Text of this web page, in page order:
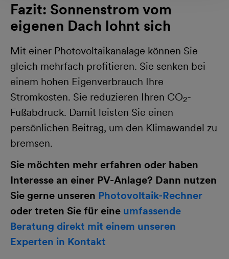
Fazit: Sonnenstrom vom
eigenen Dach lohnt sich
Mit einer Photovoltaikanalage können Sie
gleich mehrfach profitieren. Sie senken bei
einem hohen Eigenverbrauch Ihre
Stromkosten. Sie reduzieren Ihren CO2-
Fußabdruck. Damit leisten Sie einen
persönlichen Beitrag, um den Klimawandel zu
bremsen.
Sie möchten mehr erfahren oder haben
Interesse an einer PV-Anlage? Dann nutzen
Sie gerne unseren Photovoltaik-Rechner
oder treten Sie für eine umfassende
Beratung direkt mit einem unseren
Experten in Kontakt